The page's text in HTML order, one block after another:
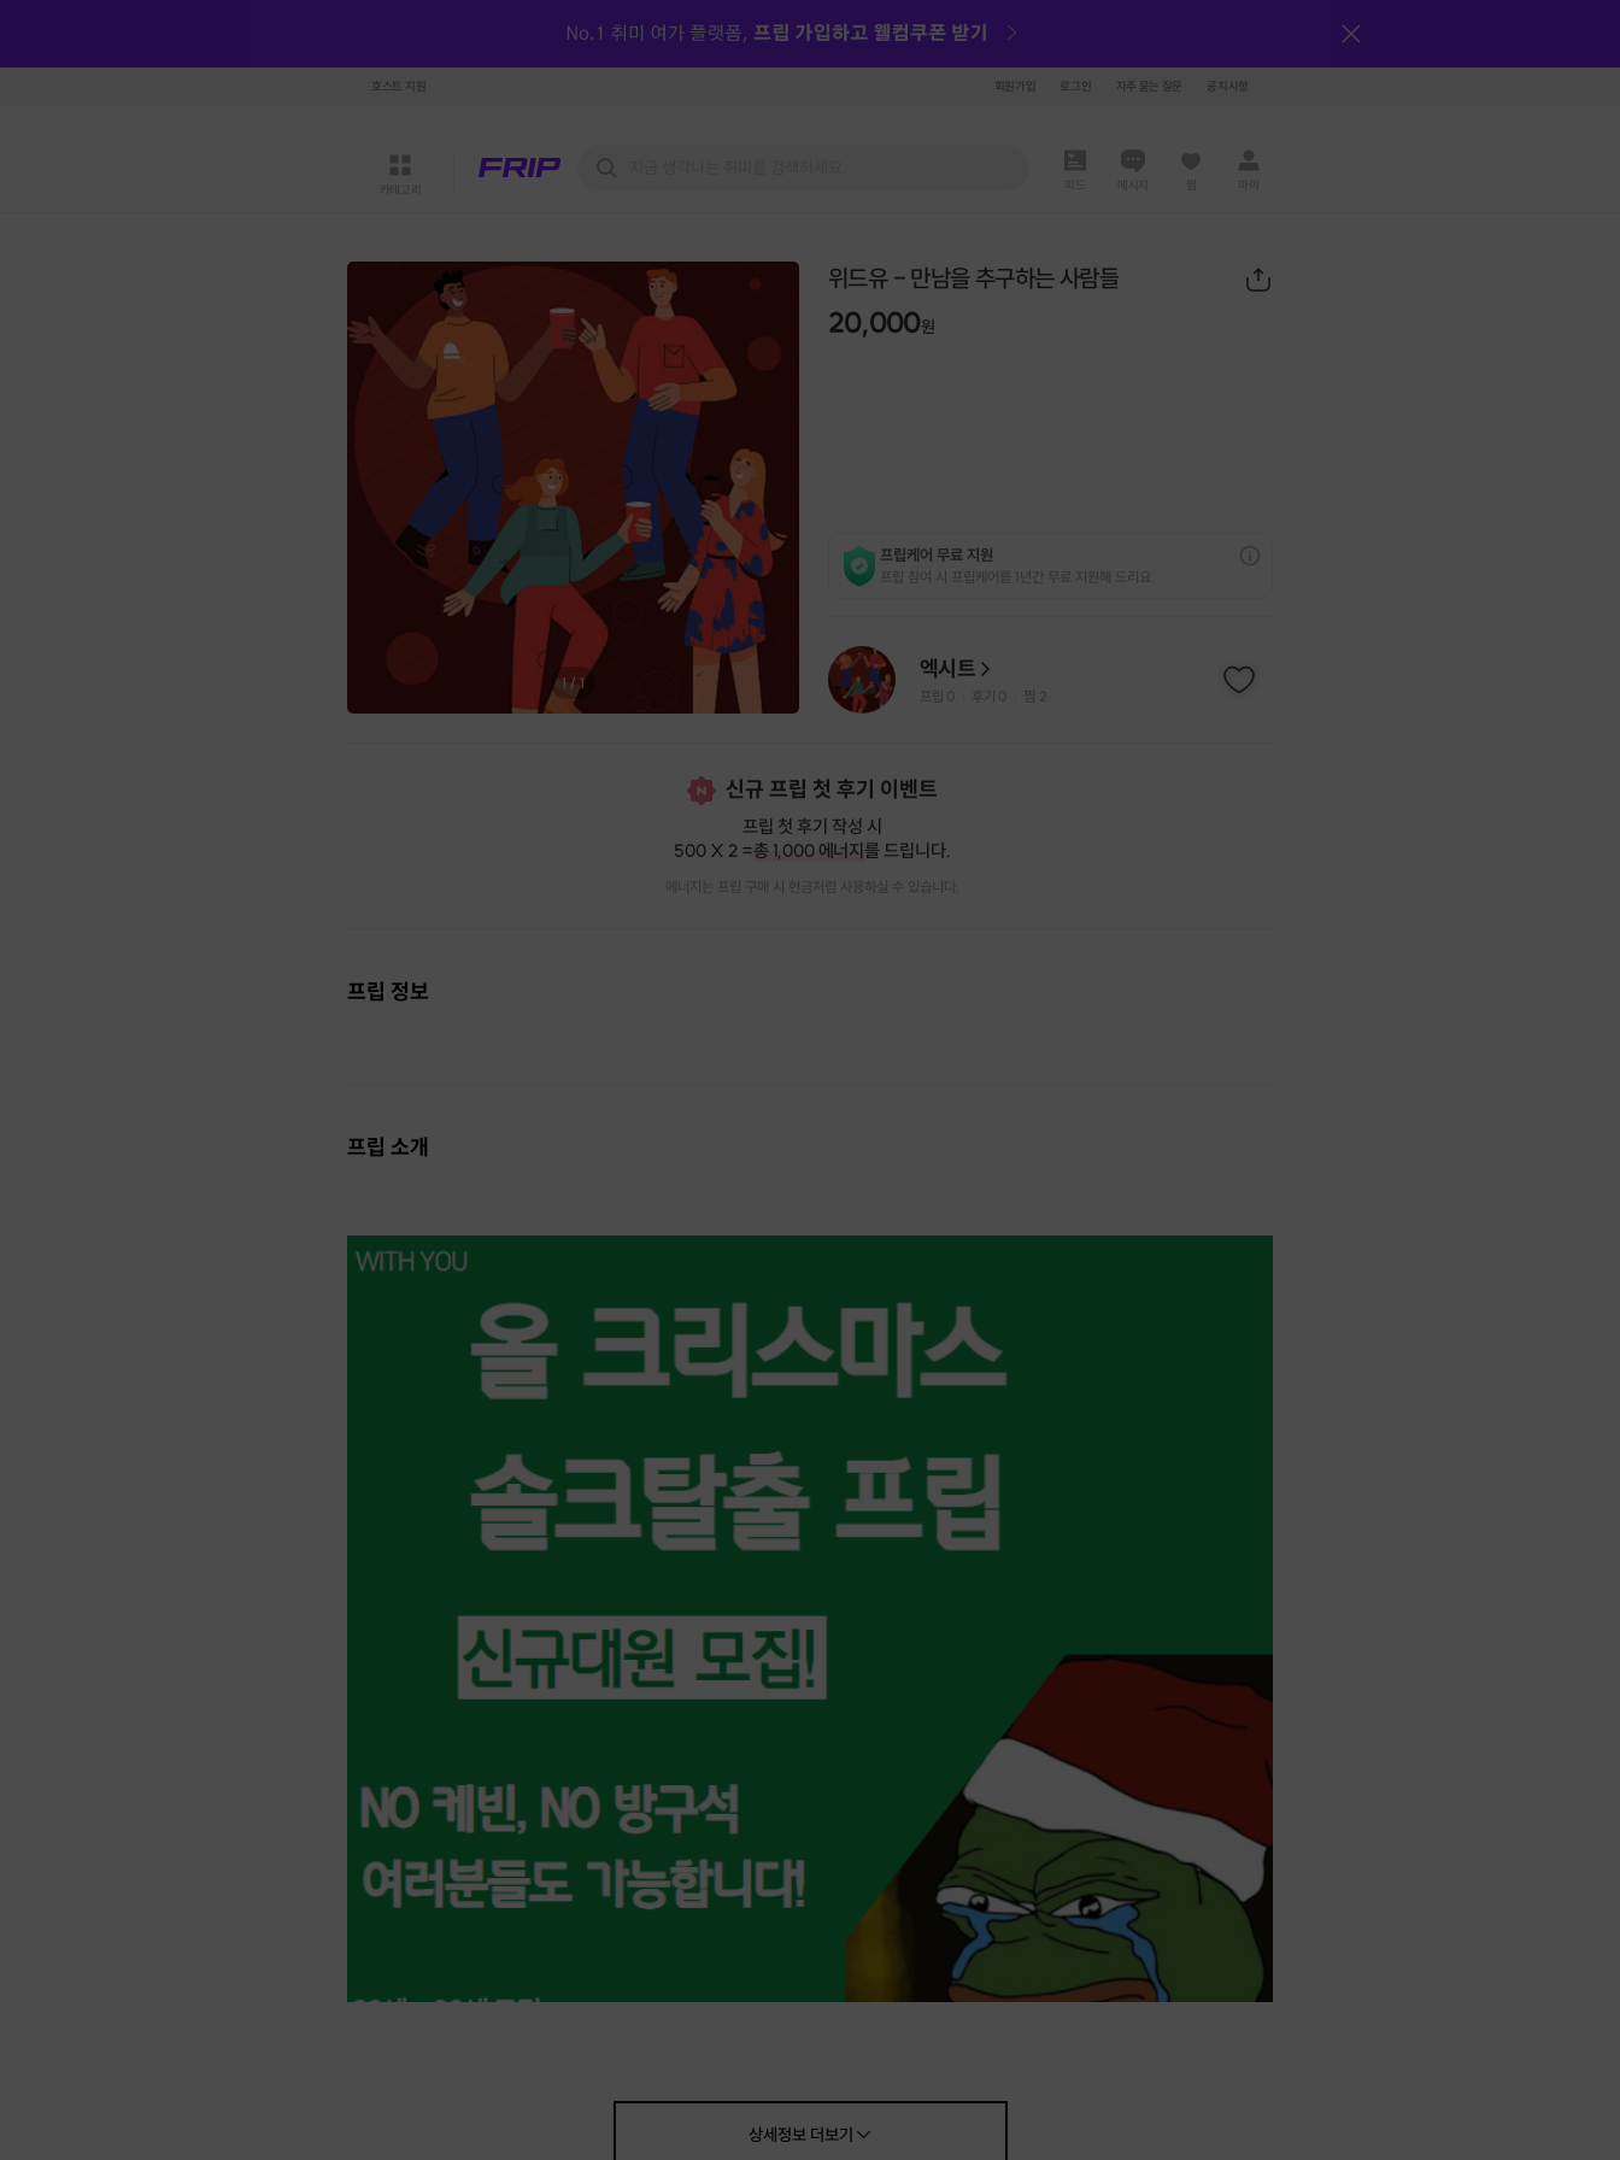
호스트 지원 회원가입 로그인 자주 묻는 질문 공지사항
카테고리 메시지 찜 마이
1 /1
위드유 - 만남을 추구하는 사람들
20,000원
프립케어 무료 지원
프립 참여 시 프립케어를 1년간 무료 지원해 드리요.
엑시트
프립 0 후기 0 찜 2
신규 프립 첫 후기 이벤트
프립 첫 후기 작성 시
500 X 2 =총 1,000 에너지를 드립니다.
에너지는 프립 구매 시 현금처럼 사용하실 수 있습니다.
프립 정보
프립 소개
상세정보더보기